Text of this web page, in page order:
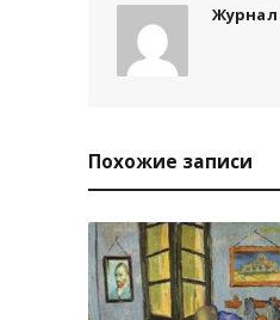
Журнал
Похожие записи